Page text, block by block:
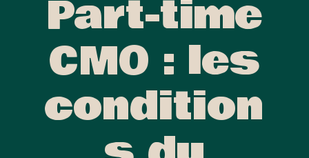
Part-time
CMO : les
condition